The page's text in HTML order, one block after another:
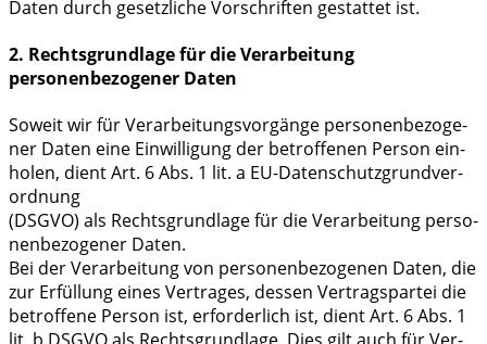
Daten durch gesetz­li­che Vor­schrif­ten gestat­tet ist.
2. Rechtsgrundlage für die Verarbeitung
personenbezogener Daten
Soweit wir für Ver­ar­bei­tungs­vor­gän­ge per­so­nen­be­zo­ge­
ner Daten eine Ein­wil­li­gung der betrof­fe­nen Per­son ein­
ho­len, dient Art. 6 Abs. 1 lit. a EU-Daten­schutz­grund­ver­
ord­nung
(DSGVO) als Rechts­grund­la­ge für die Ver­ar­bei­tung per­so­
nen­be­zo­ge­ner Daten.
Bei der Ver­ar­bei­tung von per­so­nen­be­zo­ge­nen Daten, die
zur Erfül­lung eines Ver­tra­ges, des­sen Ver­trags­par­tei die
betrof­fe­ne Per­son ist, erfor­der­lich ist, dient Art. 6 Abs. 1